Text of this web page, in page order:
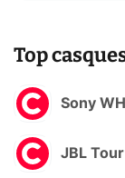
Top
Sony
JBL